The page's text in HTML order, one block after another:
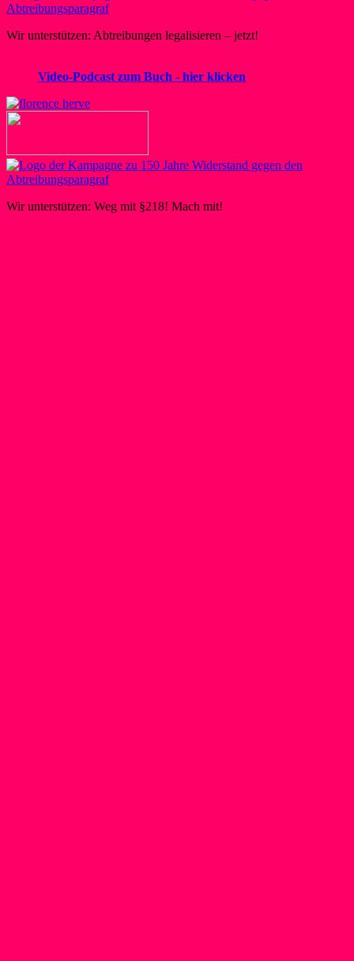
Wir unterstützen: Abtreibungen legalisieren – jetzt!
Video-Podcast zum Buch - hier klicken
Wir unterstützen: Weg mit §218! Mach mit!